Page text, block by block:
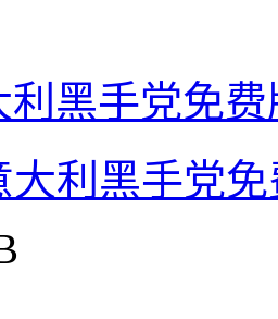
利黑手党免
大利黑手党